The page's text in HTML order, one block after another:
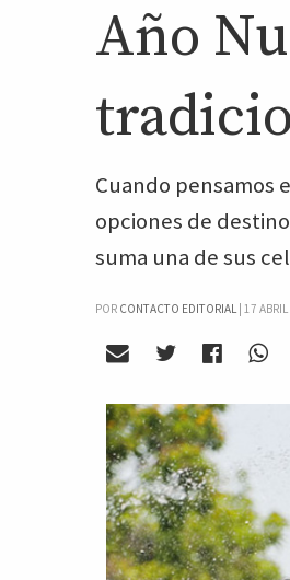
Año
Cuando pensamos
opciones de
suma una de sus
POR CONTACTO EDITORIAL | 17